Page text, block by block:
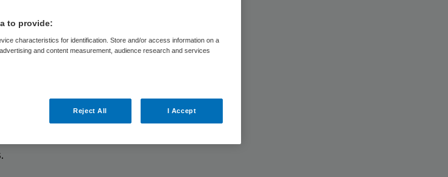
2017
is de periode van nieuwe zorgpolissen
overheid is daarom de campagne ik-
Die richt zich op iedereen van 18 jaar
to provide:
characteristics for identification. Store and/or access information on a
and content measurement, audience research and services
Reject All I Accept